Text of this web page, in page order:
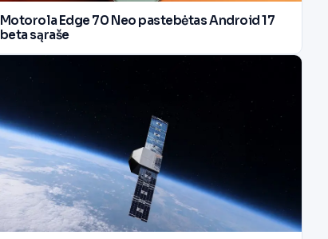
Motorola Edge 70 Neo pastebėtas Android 17
beta sąraše